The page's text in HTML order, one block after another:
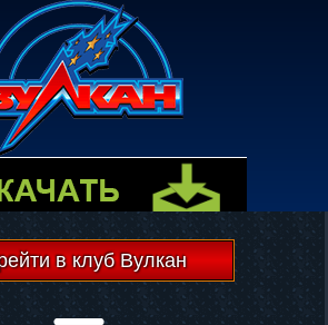
в клуб Вулкан